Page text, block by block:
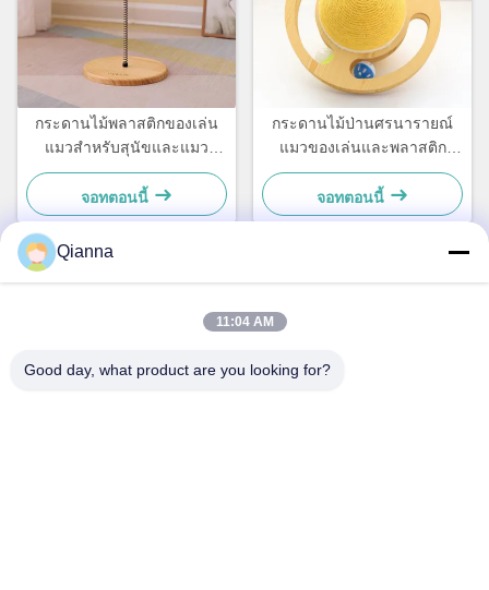
กระดานไม้พลาสติกของเล่น
แมวสำหรับสุนัขและแมว
ขนาดเล็ก เรียบง่ายและใช้งาน
ได้จริง
จอทตอนนี้
กระดานไม้ป่านศรนารายณ์
แมวของเล่นและพลาสติก
สำหรับสุนัขและแมวตัวเล็ก
เรียบง่ายและใช้งานได้จริง
จอทตอนนี้
ที่อยู่
Qianna
11:04 AM
Good day, what product are you looking for?